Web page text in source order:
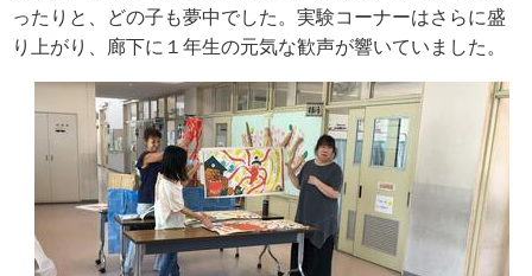
ったりと、どの子も夢中でした。実験コーナーはさらに盛
り上がり、廊下に１年生の元気な歓声が響いていました。